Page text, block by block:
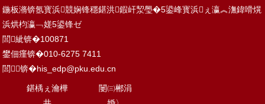
鍦板潃锛氬寳浜競娴锋穩鍖洪鍜屽洯璺�5鍙峰寳浜ぇ瀛︽潕鍏嗗熀
浜烘枃瀛﹁嫅5鍙锋ゼ
閭紪锛�100871
鐢佃瘽锛�010-6275 7411
閭锛�his_edp@pku.edu.cn
鍖楀ぇ瀹樺
闄㈢郴涓